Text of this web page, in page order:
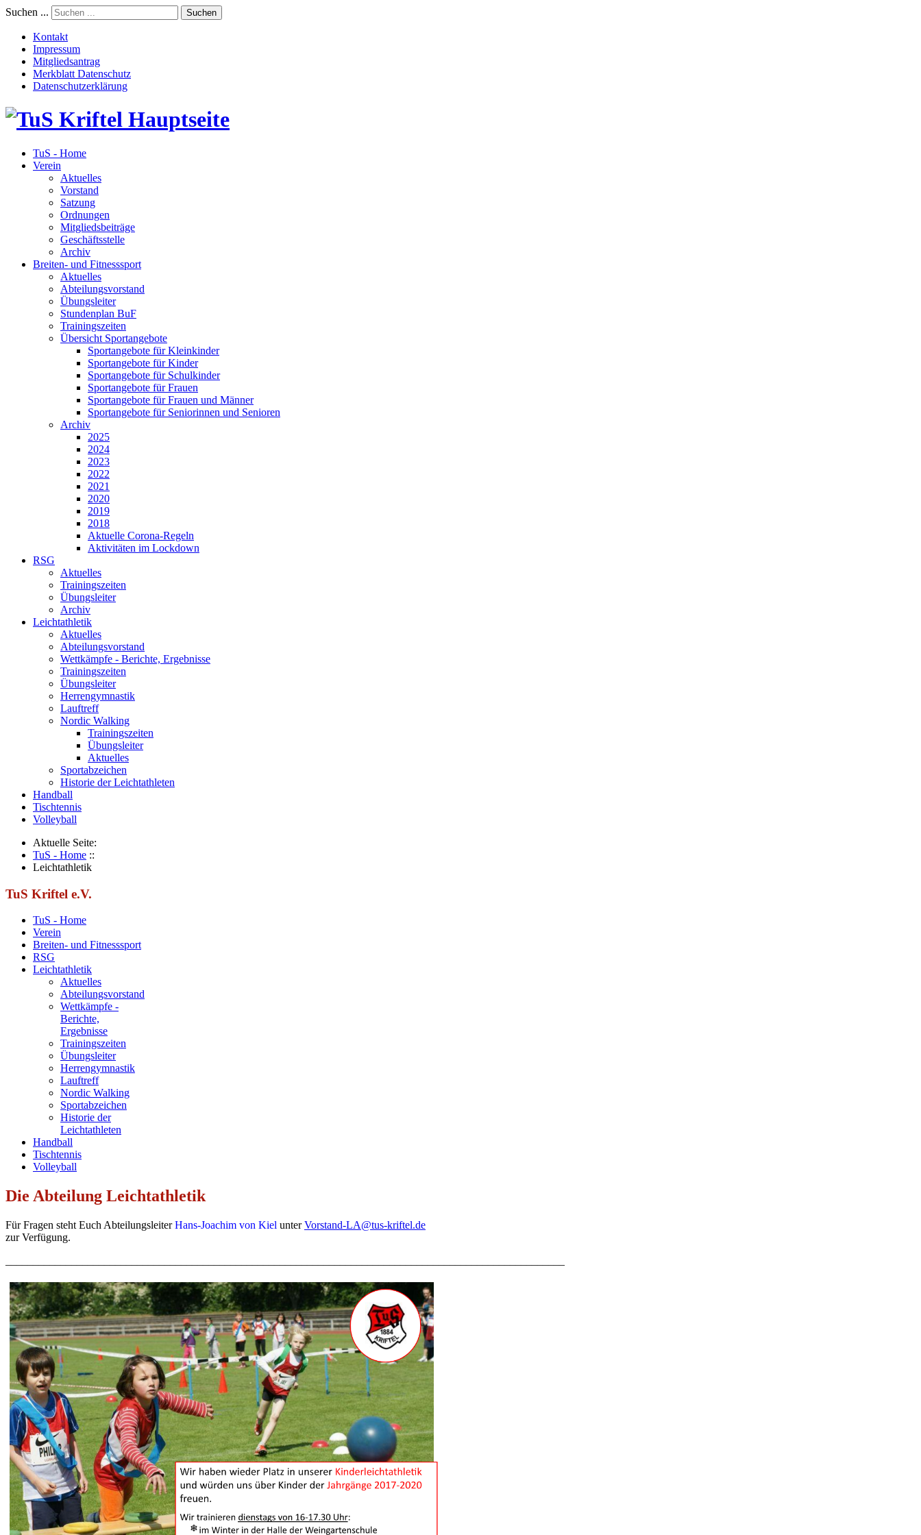
Suchen ... Suchen
Kontakt
Impressum
Mitgliedsantrag
Merkblatt Datenschutz
Datenschutzerklärung
TuS - Home
Verein
Aktuelles
Vorstand
Satzung
Ordnungen
Mitgliedsbeiträge
Geschäftsstelle
Archiv
Breiten- und Fitnesssport
Aktuelles
Abteilungsvorstand
Übungsleiter
Stundenplan BuF
Trainingszeiten
Übersicht Sportangebote
Sportangebote für Kleinkinder
Sportangebote für Kinder
Sportangebote für Schulkinder
Sportangebote für Frauen
Sportangebote für Frauen und Männer
Sportangebote für Seniorinnen und Senioren
Archiv
2025
2024
2023
2022
2021
2020
2019
2018
Aktuelle Corona-Regeln
Aktivitäten im Lockdown
RSG
Aktuelles
Trainingszeiten
Übungsleiter
Archiv
Leichtathletik
Aktuelles
Abteilungsvorstand
Wettkämpfe - Berichte, Ergebnisse
Trainingszeiten
Übungsleiter
Herrengymnastik
Lauftreff
Nordic Walking
Trainingszeiten
Übungsleiter
Aktuelles
Sportabzeichen
Historie der Leichtathleten
Handball
Tischtennis
Volleyball
Aktuelle Seite:
TuS - Home ::
Leichtathletik
TuS Kriftel e.V.
TuS - Home
Verein
Breiten- und Fitnesssport
RSG
Leichtathletik
Aktuelles
Abteilungsvorstand
Wettkämpfe -
Berichte,
Ergebnisse
Trainingszeiten
Übungsleiter
Herrengymnastik
Lauftreff
Nordic Walking
Sportabzeichen
Historie der
Leichtathleten
Handball
Tischtennis
Volleyball
Die Abteilung Leichtathletik
Für Fragen steht Euch AbteilungsleiterHans-Joachim von Kiel unterVorstand-LA@tus-kriftel.de
zur Verfügung.